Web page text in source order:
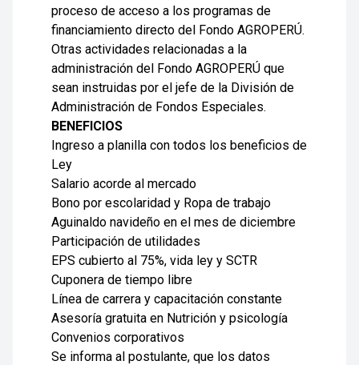
proceso de acceso a los programas de
financiamiento directo del Fondo AGROPERÚ.
Otras actividades relacionadas a la
administración del Fondo AGROPERÚ que
sean instruidas por el jefe de la División de
Administración de Fondos Especiales.
BENEFICIOS
Ingreso a planilla con todos los beneficios de
Ley
Salario acorde al mercado
Bono por escolaridad y Ropa de trabajo
Aguinaldo navideño en el mes de diciembre
Participación de utilidades
EPS cubierto al 75%, vida ley y SCTR
Cuponera de tiempo libre
Línea de carrera y capacitación constante
Asesoría gratuita en Nutrición y psicología
Convenios corporativos
Se informa al postulante, que los datos